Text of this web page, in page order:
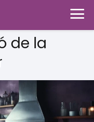
de la